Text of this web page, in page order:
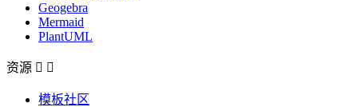
Geogebra
Mermaid
PlantUML
资源  
模板社区